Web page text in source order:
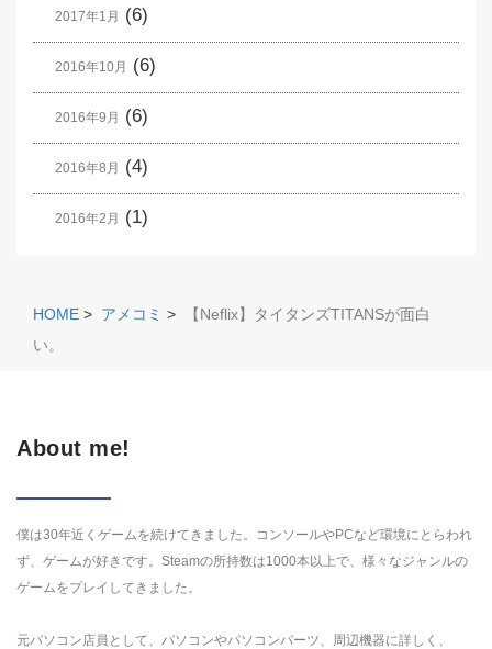
2017年1月 (6)
2016年10月 (6)
2016年9月 (6)
2016年8月 (4)
2016年2月 (1)
HOME > アメコミ >
【Neflix】タイタンズTITANSが面白
い。
About me!
僕は30年近くゲームを続けてきました。コンソールやPCなど環境にとらわれ
ず、ゲームが好きです。Steamの所持数は1000本以上で、様々なジャンルの
ゲームをプレイしてきました。
元パソコン店員として、パソコンやパソコンパーツ、周辺機器に詳しく、